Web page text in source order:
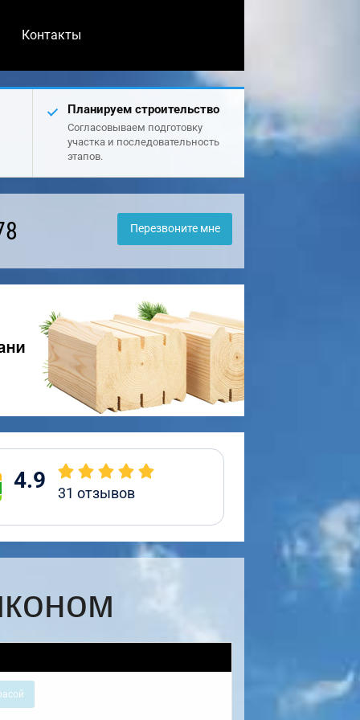
Контакты
Планируем строительство
Согласовываем подготовку
участка и последовательность
этапов.
Перезвоните мне
4.9 31 отзывов